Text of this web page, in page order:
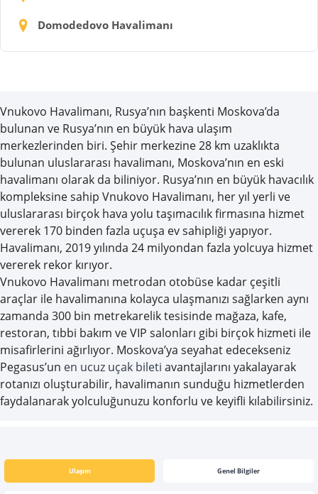
Domodedovo Havalimanı
Vnukovo Havalimanı, Rusya’nın başkenti Moskova’da
bulunan ve Rusya’nın en büyük hava ulaşım
merkezlerinden biri. Şehir merkezine 28 km uzaklıkta
bulunan uluslararası havalimanı, Moskova’nın en eski
havalimanı olarak da biliniyor. Rusya’nın en büyük havacılık
kompleksine sahip Vnukovo Havalimanı, her yıl yerli ve
uluslararası birçok hava yolu taşımacılık firmasına hizmet
vererek 170 binden fazla uçuşa ev sahipliği yapıyor.
Havalimanı, 2019 yılında 24 milyondan fazla yolcuya hizmet
vererek rekor kırıyor.
Vnukovo Havalimanı metrodan otobüse kadar çeşitli
araçlar ile havalimanına kolayca ulaşmanızı sağlarken aynı
zamanda 300 bin metrekarelik tesisinde mağaza, kafe,
restoran, tıbbi bakım ve VIP salonları gibi birçok hizmeti ile
misafirlerini ağırlıyor. Moskova’ya seyahat edecekseniz
Pegasus’un en ucuz uçak bileti avantajlarını yakalayarak
rotanızı oluşturabilir, havalimanın sunduğu hizmetlerden
faydalanarak yolculuğunuzu konforlu ve keyifli kılabilirsiniz.
Ulaşım Genel Bilgiler